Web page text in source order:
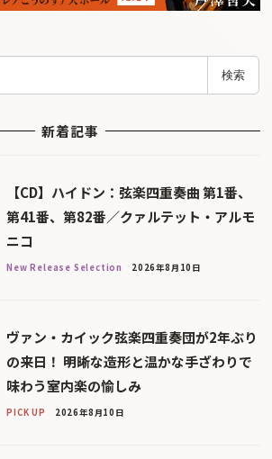
検索
新着記事
【CD】ハイドン：弦楽四重奏曲 第1番、
第41番、第82番／クァルテット・アルモ
ニコ
New Release Selection 2026年8月10日
ヴァン・カイック弦楽四重奏団が2年ぶり
の来日！ 明晰な造形と温かな手ざわりで
味わう室内楽の愉しみ
PICK UP 2026年8月10日